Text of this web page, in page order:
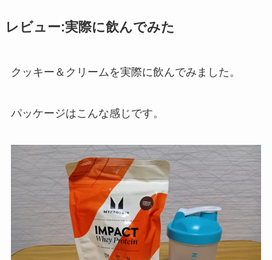
レビュー:実際に飲んでみた
クッキー＆クリームを実際に飲んでみました。
パッケージはこんな感じです。